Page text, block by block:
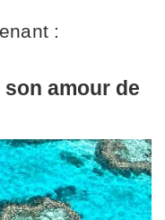
:
amour de